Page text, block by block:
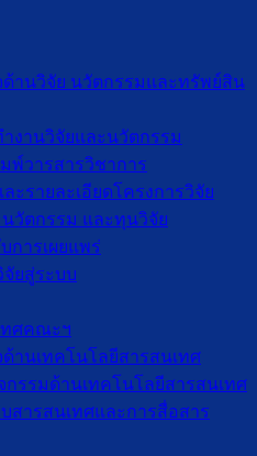
านวิจัย นวัตกรรมและทรัพย์สิน
งานวิจัยและนวัตกรรม
พ์วารสารวิชาการ
ะรายละเอียดโครงการวิจัย
วัตกรรม และทุนวิจัย
การเผยแพร่
จัยสู่ระบบ
ทศคณะฯ
านเทคโนโลยีสารสนเทศ
กรรมด้านเทคโนโลยีสารสนเทศ
สารสนเทศและการสื่อสาร